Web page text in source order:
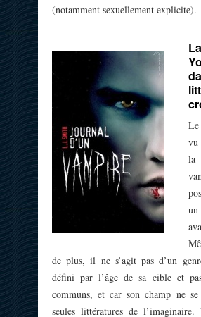
(notamment sexuellement explicite).
Le
vu
de plus, il ne s’agit pas d’un
défini par l’âge de sa cible et
communs, et car son champ ne
seules littératures de